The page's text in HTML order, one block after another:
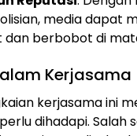
media dapat
dan berbobot di
Kerjasama
kerjasama ini
dihadapi.